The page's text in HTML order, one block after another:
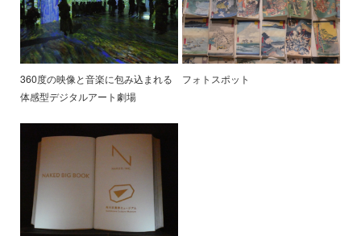
360度の映像と音楽に包み込まれる
体感型デジタルアート劇場
フォトスポット